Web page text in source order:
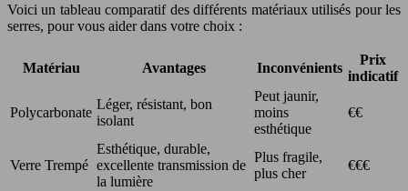
Voici un tableau comparatif des différents matériaux utilisés pour les
serres, pour vous aider dans votre choix :
Matériau Avantages Inconvénients
Prix
indicatif
Polycarbonate
Léger, résistant, bon
isolant
Peut jaunir,
moins
esthétique
€€
Verre Trempé
Esthétique, durable,
excellente transmission de
la lumière
Plus fragile,
plus cher
€€€